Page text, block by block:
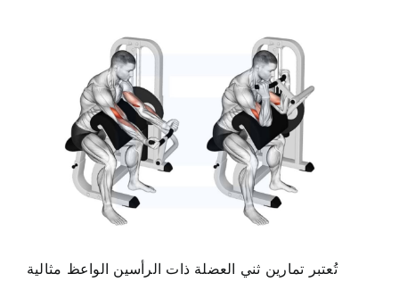
تُعتبر تمارين ثني العضلة ذات الرأسين الواعظ مثالية